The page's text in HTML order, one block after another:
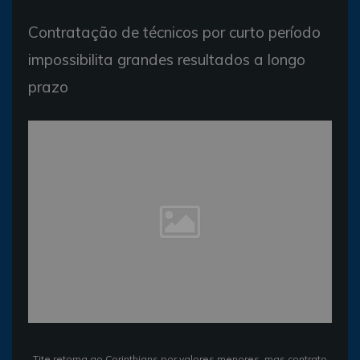
Contratação de técnicos por curto período
impossibilita grandes resultados a longo
prazo